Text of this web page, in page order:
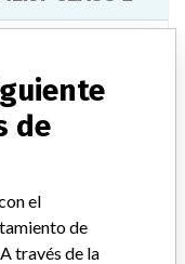
CLASS 2
de
el
de
través de la